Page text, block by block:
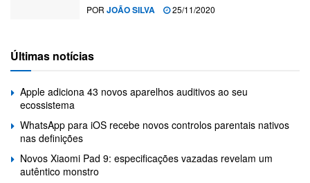
POR JOÃO SILVA 25/11/2020
Últimas notícias
Apple adiciona 43 novos aparelhos auditivos ao seu
ecossistema
WhatsApp para iOS recebe novos controlos parentais nativos
nas definições
Novos Xiaomi Pad 9: especificações vazadas revelam um
autêntico monstro